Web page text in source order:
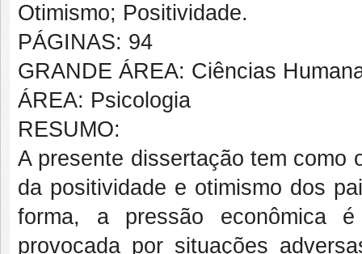
Otimismo; Positividade.
PÁGINAS: 94
GRANDE ÁREA: Ciências
ÁREA: Psicologia
RESUMO:
A presente dissertação tem como
da positividade e otimismo dos
forma, a pressão econômica
provocada por situações